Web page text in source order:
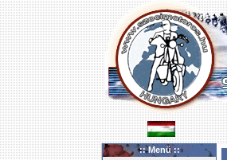
:: Menü ::